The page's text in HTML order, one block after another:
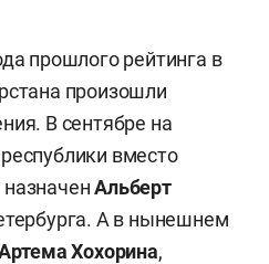
прошлого рейтинга в
произошли
В сентябре на
вместо
Альберт
А в нынешнем
Хохорина,